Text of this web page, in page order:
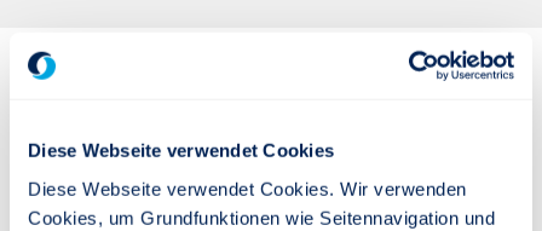
Diese Webseite verwendet Cookies
Diese Webseite verwendet Cookies. Wir verwenden
Cookies, um Grundfunktionen wie Seitennavigation und
Muttergesellschaft der Stuttgarter
Versicherungsgruppe in Form eines